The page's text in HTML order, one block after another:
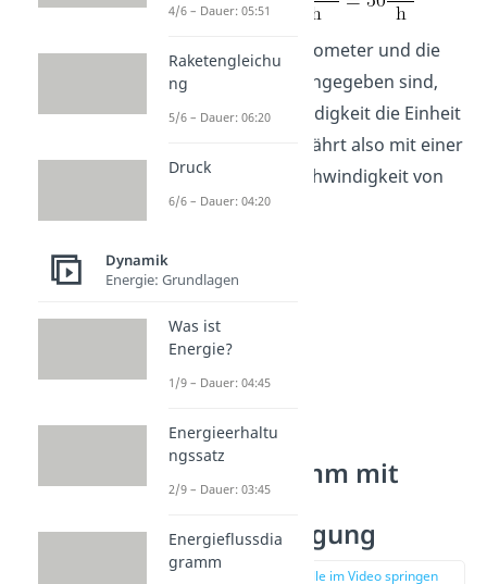
Da der Weg in Kilometer und die
Zeit in Stunden angegeben sind,
hat die Geschwindigkeit die Einheit
km/h. Das Auto fährt also mit einer
konstanten Geschwindigkeit von
50 km/h.
s-t-Diagramm mit
konstanter
Beschleunigung
zur Stelle im Video springen
4/6 – Dauer: 05:51
Raketengleichu
ng
5/6 – Dauer: 06:20
Druck
6/6 – Dauer: 04:20
Dynamik
Energie: Grundlagen
Was ist
Energie?
1/9 – Dauer: 04:45
Energieerhaltu
ngssatz
2/9 – Dauer: 03:45
Energieflussdia
gramm